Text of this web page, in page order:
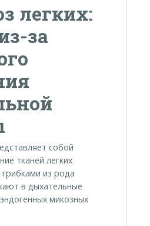
легких:
за
собой
тканей легких
из рода
в дыхательные
микозных